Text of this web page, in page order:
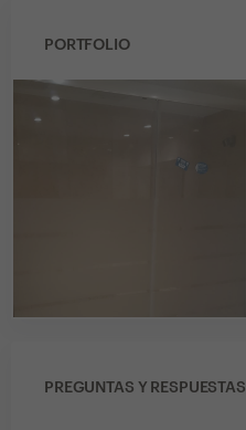
PORTFOLIO
PREGUNTAS Y RESPUESTAS